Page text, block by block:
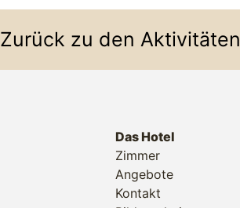
Zurück zu den Aktivitäten
Das Hotel
Zimmer
Angebote
Kontakt